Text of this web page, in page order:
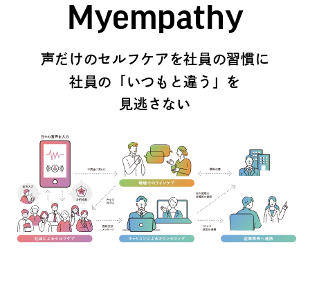
Myempathy
声だけのセルフケアを社員の習慣に
社員の「いつもと違う」を
見逃さない